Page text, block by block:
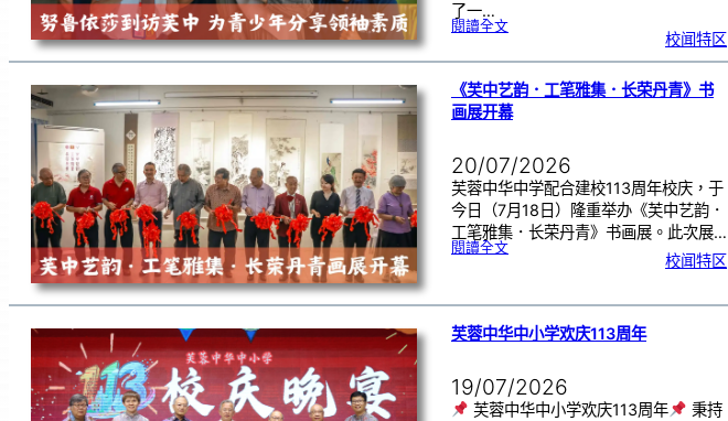
了一…
閱讀全文:努
家
院
到
访
芙
中
分
享
袖
素
质
讲
座
校闻特区
《芙中艺韵．工笔雅集．长荣丹青》书
画展开幕
20/07/2026
芙蓉中华中学配合建校113周年校庆，于
今日（7月18日）隆重举办《芙中艺韵．
工笔雅集．长荣丹青》书画展。此次展…
閱讀全文:《
工
笔
集
．
长
荣
书
画
展
开
幕
校闻特区
芙蓉中华中小学欢庆113周年
19/07/2026
芙蓉中华中小学欢庆113周年
秉持